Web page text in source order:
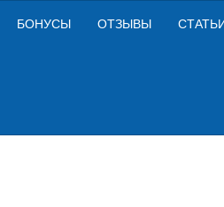
БОНУСЫ ОТЗЫВЫ